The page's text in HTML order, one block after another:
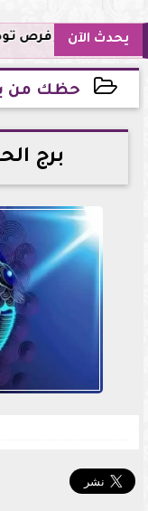
يحدث الآن
حظك من
2026-06-01 23:13:49
برج الحوت